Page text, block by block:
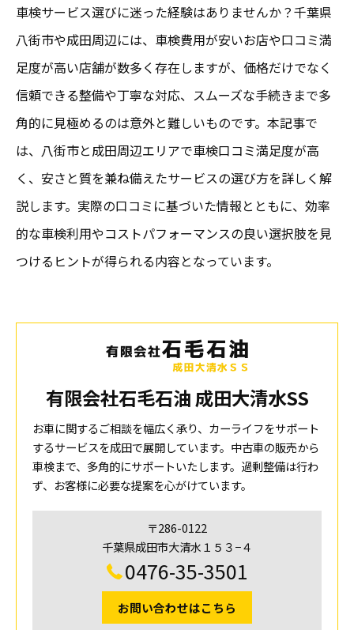
車検サービス選びに迷った経験はありませんか？千葉県
八街市や成田周辺には、車検費用が安いお店や口コミ満
足度が高い店舗が数多く存在しますが、価格だけでなく
信頼できる整備や丁寧な対応、スムーズな手続きまで多
角的に見極めるのは意外と難しいものです。本記事で
は、八街市と成田周辺エリアで車検口コミ満足度が高
く、安さと質を兼ね備えたサービスの選び方を詳しく解
説します。実際の口コミに基づいた情報とともに、効率
的な車検利用やコストパフォーマンスの良い選択肢を見
つけるヒントが得られる内容となっています。
有限会社石毛石油 成田大清水SS
お車に関するご相談を幅広く承り、カーライフをサポート
するサービスを成田で展開しています。中古車の販売から
車検まで、多角的にサポートいたします。過剰整備は行わ
ず、お客様に必要な提案を心がけています。
〒286-0122
千葉県成田市大清水１５３−４
0476-35-3501
お問い合わせはこちら